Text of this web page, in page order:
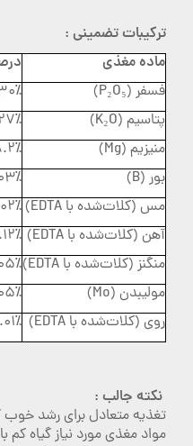
ترکیبات تضمینی :
ماده مغذی
فسفر (P₂O₅)
پتاسیم (K₂O)
منیزیم (Mg)
بور (B)
مس (کلات‌شده با EDTA)
آهن (کلات‌شده با EDTA)
منگنز (کلات‌شده با EDTA)
مولیبدن (Mo)
روی (کلات‌شده با EDTA)
نکته جالب :
تغذیه متعادل برای رشد خوب
مواد مغذی مورد نیاز گیاه کم